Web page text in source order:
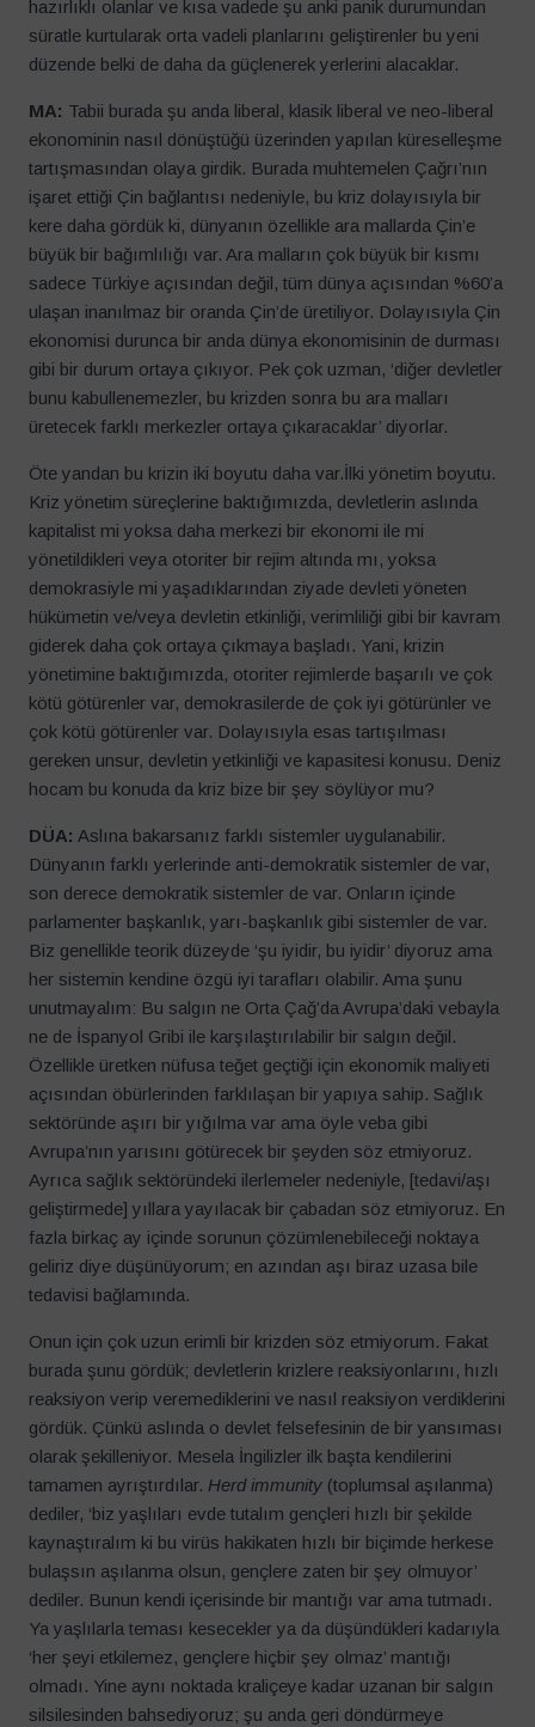
hazırlıklı olanlar ve kısa vadede şu anki panik durumundan
süratle kurtularak orta vadeli planlarını geliştirenler bu yeni
düzende belki de daha da güçlenerek yerlerini alacaklar.
MA: Tabii burada şu anda liberal, klasik liberal ve neo-liberal
ekonominin nasıl dönüştüğü üzerinden yapılan küreselleşme
tartışmasından olaya girdik. Burada muhtemelen Çağrı’nın
işaret ettiği Çin bağlantısı nedeniyle, bu kriz dolayısıyla bir
kere daha gördük ki, dünyanın özellikle ara mallarda Çin’e
büyük bir bağımlılığı var. Ara malların çok büyük bir kısmı
sadece Türkiye açısından değil, tüm dünya açısından %60’a
ulaşan inanılmaz bir oranda Çin’de üretiliyor. Dolayısıyla Çin
ekonomisi durunca bir anda dünya ekonomisinin de durması
gibi bir durum ortaya çıkıyor. Pek çok uzman, ‘diğer devletler
bunu kabullenemezler, bu krizden sonra bu ara malları
üretecek farklı merkezler ortaya çıkaracaklar’ diyorlar.
Öte yandan bu krizin iki boyutu daha var.İlki yönetim boyutu.
Kriz yönetim süreçlerine baktığımızda, devletlerin aslında
kapitalist mi yoksa daha merkezi bir ekonomi ile mi
yönetildikleri veya otoriter bir rejim altında mı, yoksa
demokrasiyle mi yaşadıklarından ziyade devleti yöneten
hükümetin ve/veya devletin etkinliği, verimliliği gibi bir kavram
giderek daha çok ortaya çıkmaya başladı. Yani, krizin
yönetimine baktığımızda, otoriter rejimlerde başarılı ve çok
kötü götürenler var, demokrasilerde de çok iyi götürünler ve
çok kötü götürenler var. Dolayısıyla esas tartışılması
gereken unsur, devletin yetkinliği ve kapasitesi konusu. Deniz
hocam bu konuda da kriz bize bir şey söylüyor mu?
DÜA: Aslına bakarsanız farklı sistemler uygulanabilir.
Dünyanın farklı yerlerinde anti-demokratik sistemler de var,
son derece demokratik sistemler de var. Onların içinde
parlamenter başkanlık, yarı-başkanlık gibi sistemler de var.
Biz genellikle teorik düzeyde ‘şu iyidir, bu iyidir’ diyoruz ama
her sistemin kendine özgü iyi tarafları olabilir. Ama şunu
unutmayalım: Bu salgın ne Orta Çağ’da Avrupa’daki vebayla
ne de İspanyol Gribi ile karşılaştırılabilir bir salgın değil.
Özellikle üretken nüfusa teğet geçtiği için ekonomik maliyeti
açısından öbürlerinden farklılaşan bir yapıya sahip. Sağlık
sektöründe aşırı bir yığılma var ama öyle veba gibi
Avrupa’nın yarısını götürecek bir şeyden söz etmiyoruz.
Ayrıca sağlık sektöründeki ilerlemeler nedeniyle, [tedavi/aşı
geliştirmede] yıllara yayılacak bir çabadan söz etmiyoruz. En
fazla birkaç ay içinde sorunun çözümlenebileceği noktaya
geliriz diye düşünüyorum; en azından aşı biraz uzasa bile
tedavisi bağlamında.
Onun için çok uzun erimli bir krizden söz etmiyorum. Fakat
burada şunu gördük; devletlerin krizlere reaksiyonlarını, hızlı
reaksiyon verip veremediklerini ve nasıl reaksiyon verdiklerini
gördük. Çünkü aslında o devlet felsefesinin de bir yansıması
olarak şekilleniyor. Mesela İngilizler ilk başta kendilerini
tamamen ayrıştırdılar. Herd immunity (toplumsal aşılanma)
dediler, ‘biz yaşlıları evde tutalım gençleri hızlı bir şekilde
kaynaştıralım ki bu virüs hakikaten hızlı bir biçimde herkese
bulaşsın aşılanma olsun, gençlere zaten bir şey olmuyor’
dediler. Bunun kendi içerisinde bir mantığı var ama tutmadı.
Ya yaşlılarla teması kesecekler ya da düşündükleri kadarıyla
‘her şeyi etkilemez, gençlere hiçbir şey olmaz’ mantığı
olmadı. Yine aynı noktada kraliçeye kadar uzanan bir salgın
silsilesinden bahsediyoruz; şu anda geri döndürmeye